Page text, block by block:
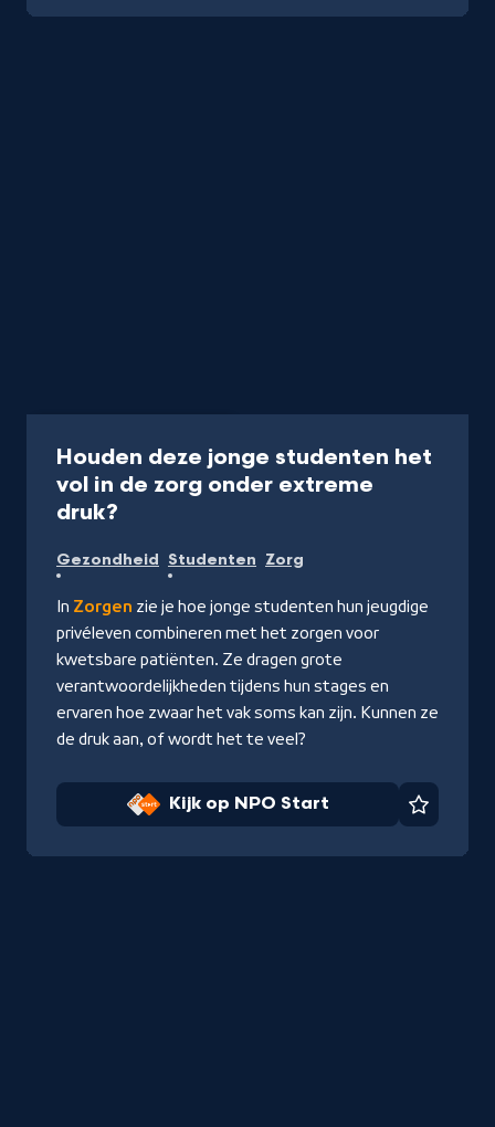
Houden deze jonge studenten het
vol in de zorg onder extreme
druk?
op
NPO
Start
Gezondheid Studenten Zorg
In Zorgen zie je hoe jonge studenten hun jeugdige
privéleven combineren met het zorgen voor
kwetsbare patiënten. Ze dragen grote
verantwoordelijkheden tijdens hun stages en
ervaren hoe zwaar het vak soms kan zijn. Kunnen ze
de druk aan, of wordt het te veel?
Kijk op NPO Start